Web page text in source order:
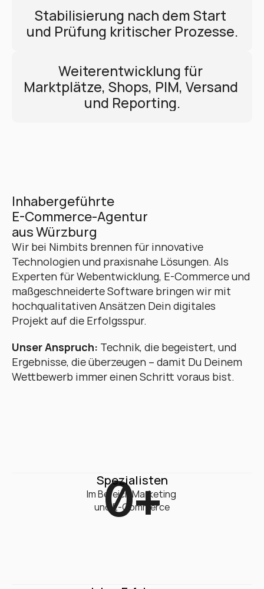
Stabilisierung nach dem Start
und Prüfung kritischer Prozesse.
Weiterentwicklung für
Marktplätze, Shops, PIM, Versand
und Reporting.
Inhabergeführte
E-Commerce-Agentur
aus Würzburg
Wir bei Nimbits brennen für innovative
Technologien und praxisnahe Lösungen. Als
Experten für Webentwicklung, E-Commerce und
maßgeschneiderte Software bringen wir mit
hochqualitativen Ansätzen Dein digitales
Projekt auf die Erfolgsspur.
Unser Anspruch: Technik, die begeistert, und
Ergebnisse, die überzeugen – damit Du Deinem
Wettbewerb immer einen Schritt voraus bist.
0+
Spezialisten
Im Bereich Marketing
und E-Commerce